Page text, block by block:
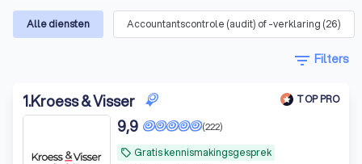
Alle diensten Accountantscontrole (audit) of -verklaring (26)
filter_list Filters
1.Kroess & Visser TOP PRO
local_offer Gratis kennismakingsgesprek
(222)
9,9